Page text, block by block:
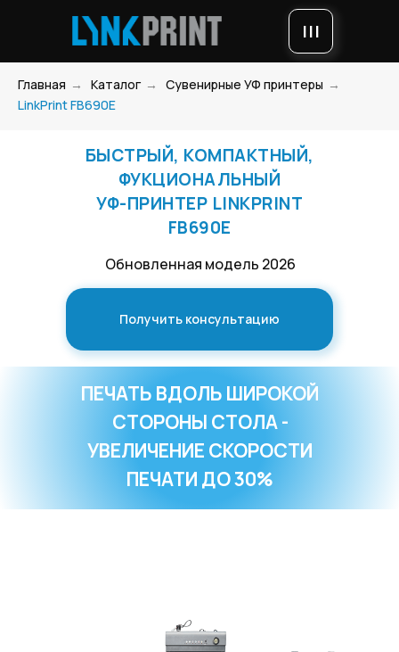
|||
Главная → Каталог → Сувенирные УФ принтеры →
LinkPrint FB690E
БЫСТРЫЙ, КОМПАКТНЫЙ,
ФУКЦИОНАЛЬНЫЙ
УФ-ПРИНТЕР LINKPRINT
FB690E
Обновленная модель 2026
Получить консультацию
ПЕЧАТЬ ВДОЛЬ ШИРОКОЙ
СТОРОНЫ СТОЛА -
УВЕЛИЧЕНИЕ СКОРОСТИ
ПЕЧАТИ ДО 30%